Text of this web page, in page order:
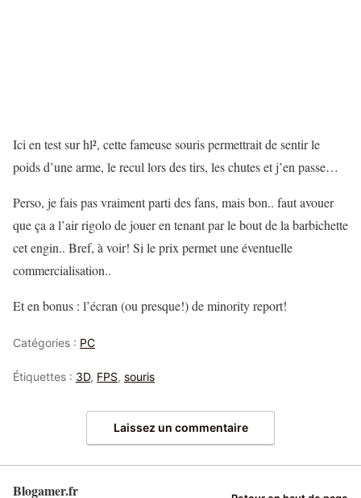
Ici en test sur hl², cette fameuse souris permettrait de sentir le
poids d’une arme, le recul lors des tirs, les chutes et j’en passe…
Perso, je fais pas vraiment parti des fans, mais bon.. faut avouer
que ça a l’air rigolo de jouer en tenant par le bout de la barbichette
cet engin.. Bref, à voir! Si le prix permet une éventuelle
commercialisation..
Et en bonus : l’écran (ou presque!) de minority report!
Catégories : PC
Étiquettes : 3D, FPS, souris
Laissez un commentaire
Blogamer.fr